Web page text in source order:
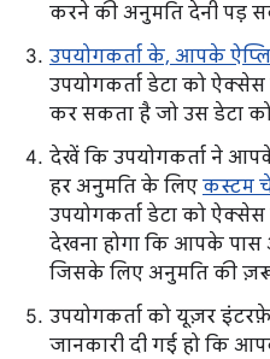
करने की अनुमति देनी पड़
उपयोगकर्ता के, आपके
उपयोगकर्ता डेटा को
कर सकता है जो उस डेटा
देखें कि उपयोगकर्ता ने
हर अनुमति के लिए कस्टम
उपयोगकर्ता डेटा को
देखना होगा कि आपके पास
जिसके लिए अनुमति की
उपयोगकर्ता को यूज़र
जानकारी दी गई हो कि